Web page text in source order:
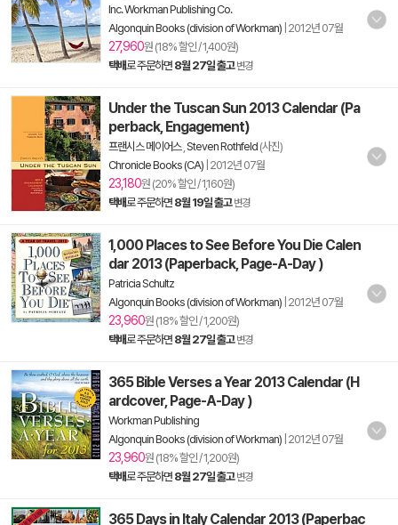
Inc. Workman Publishing Co.
Algonquin Books (division of Workman) 2012년 07월
27,960원 (18% 할인 / 1,400원)
택배로 주문하면 8월 27일 출고 변경
Under the Tuscan Sun 2013 Calendar (Pa
perback, Engagement)
프랜시스 메이어스, Steven Rothfeld (사진)
Chronicle Books (CA) 2012년 07월
23,180원 (20% 할인 / 1,160원)
택배로 주문하면 8월 19일 출고 변경
1,000 Places to See Before You Die Calen
dar 2013 (Paperback, Page-A-Day )
Patricia Schultz
Algonquin Books (division of Workman) 2012년 07월
23,960원 (18% 할인 / 1,200원)
택배로 주문하면 8월 27일 출고 변경
365 Bible Verses a Year 2013 Calendar (H
ardcover, Page-A-Day )
Workman Publishing
Algonquin Books (division of Workman) 2012년 07월
23,960원 (18% 할인 / 1,200원)
택배로 주문하면 8월 27일 출고 변경
365 Days in Italy Calendar 2013 (Paperbac